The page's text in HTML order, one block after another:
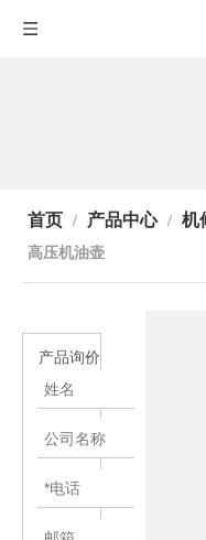
首页 / 产品中心 / 机
高压机油壶
产品询价